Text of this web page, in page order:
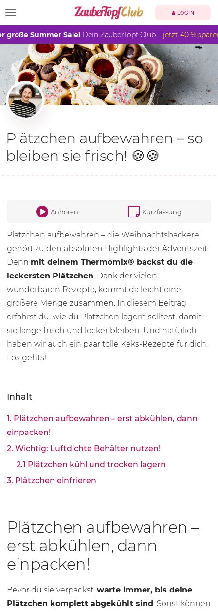
TOGGLE NAVIGATION LOGIN
große Summer Sale! Dein ZauberTopf Club – jetzt 40 %
Plätzchen aufbewahren – so
bleiben sie frisch! 🍪🍪
Anhören Kurzfassung
Plätzchen aufbewahren – die Weihnachtsbäckerei
gehört zu den absoluten Highlights der Adventszeit.
Denn mit deinem Thermomix® backst du die
leckersten Plätzchen. Dank der vielen,
wunderbaren Rezepte, kommt da leicht eine
größere Menge zusammen. In diesem Beitrag
erfährst du, wie du Plätzchen lagern solltest, damit
sie lange frisch und lecker bleiben. Und natürlich
haben wir auch ein paar tolle Keks-Rezepte für dich.
Los gehts!
Inhalt
1. Plätzchen aufbewahren – erst abkühlen, dann
einpacken!
2. Wichtig: Luftdichte Behälter nutzen!
2.1 Plätzchen kühl und trocken lagern
3. Plätzchen einfrieren
Plätzchen aufbewahren –
erst abkühlen, dann
einpacken!
Bevor du sie verpackst, warte immer, bis deine
Plätzchen komplett abgekühlt sind . Sonst können